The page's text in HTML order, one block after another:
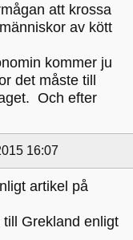
att krossa
av kött
kommer ju
det måste till
Och efter
16:07
artikel på
Grekland enligt